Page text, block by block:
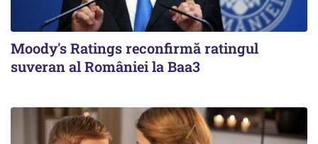
Moody's Ratings reconfirmă ratingul
suveran al României la Baa3